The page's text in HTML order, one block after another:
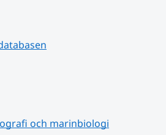
och marinbiologi